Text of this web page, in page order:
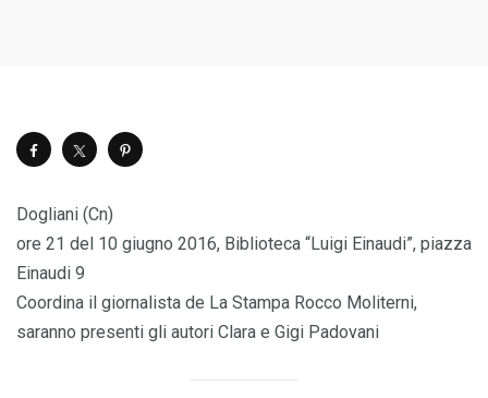
Dogliani (Cn)
ore 21 del 10 giugno 2016, Biblioteca “Luigi Einaudi”, piazza
Einaudi 9
Coordina il giornalista de La Stampa Rocco Moliterni,
saranno presenti gli autori Clara e Gigi Padovani